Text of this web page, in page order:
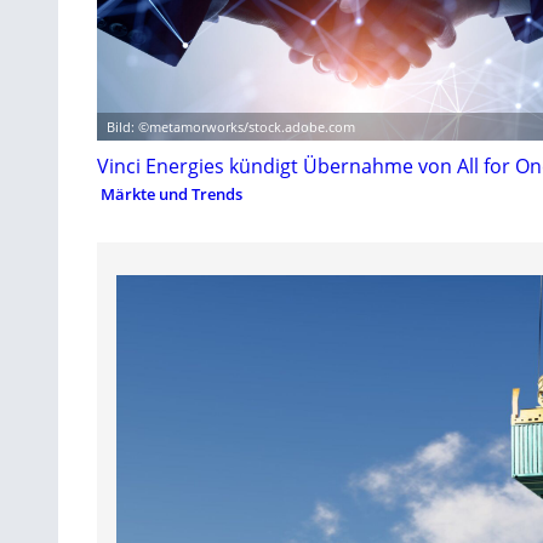
Bild: ©metamorworks/stock.adobe.com
Vinci Energies kündigt Übernahme von All for
Märkte und Trends